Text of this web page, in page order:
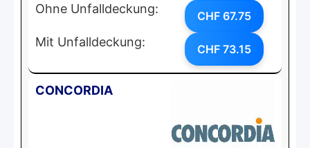
Ohne Unfalldeckung: CHF 67.75
Mit Unfalldeckung: CHF 73.15
CONCORDIA